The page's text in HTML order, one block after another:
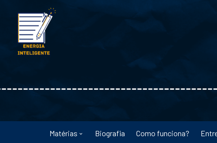
conteúdo
Matérias Biografia Como funciona?